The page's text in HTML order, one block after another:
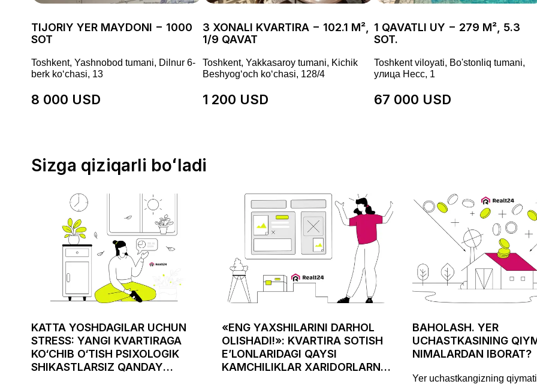
TIJORIY YER MAYDONI − 1000
SOT
Toshkent, Yashnobod tumani, Dilnur 6-
berk koʻchasi, 13
8 000 USD
3 XONALI KVARTIRA − 102.1 M²,
1/9 QAVAT
Toshkent, Yakkasaroy tumani, Kichik
Beshyogʻoch koʻchasi, 128/4
1 200 USD
1 QAVATLI UY − 279 M², 5.3
SOT.
Toshkent viloyati, Bo'stonliq tumani,
улица Несс, 1
67 000 USD
Sizga qiziqarli boʻladi
KATTA YOSHDAGILAR UCHUN
STRESS: YANGI KVARTIRAGA
KO‘CHIB O‘TISH PSIXOLOGIK
SHIKASTLARSIZ QANDAY
«ENG YAXSHILARINI DARHOL
OLISHADI!»: KVARTIRA SOTISH
E’LONLARIDAGI QAYSI
KAMCHILIKLAR XARIDORLARNI
BAHOLASH. YER
UCHASTKASINING
NIMALARDAN IBORAT?
Yer uchastkangizning